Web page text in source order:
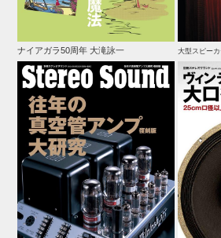
ナイアガラ50周年 大滝詠一 大型スピー